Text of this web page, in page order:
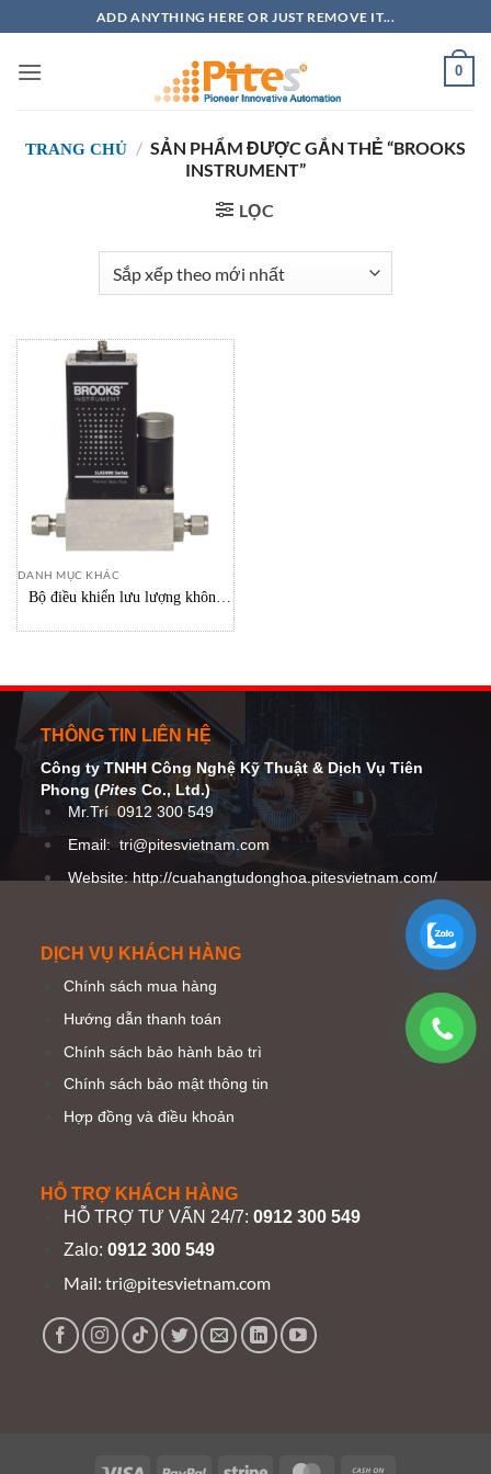
qua
nội
ADD ANYTHING HERE OR JUST REMOVE IT...
0
TRANG CHỦ / SẢN PHẨM ĐƯỢC GẮN THẺ “BROOKS
INSTRUMENT”
LỌC
DANH MỤC KHÁC
Bộ điều khiển lưu lượng không
THÔNG TIN LIÊN HỆ
Công ty TNHH Công Nghệ Kỹ Thuật& Dịch Vụ Tiên
Phong (Pites Co., Ltd.)
Mr.Trí 0912 300 549
Email:tri@pitesvietnam.com
Website: http://cuahangtudonghoa.pitesvietnam.com/
DỊCH VỤ KHÁCH HÀNG
Chính sách mua hàng
Hướng dẫn thanh toán
Chính sách bảo hành bảo trì
Chính sách bảo mật thông tin
Hợp đồng và điều khoản
HỖ TRỢ KHÁCH HÀNG
HỖ TRỢ TƯ VẤN 24/7:0912 300 549
Zalo:0912 300 549
Mail:tri@pitesvietnam.com